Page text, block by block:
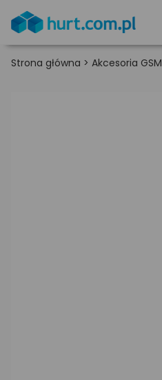
Strona główna > Akcesoria GSM